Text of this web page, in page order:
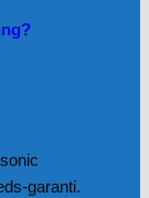
garanti.